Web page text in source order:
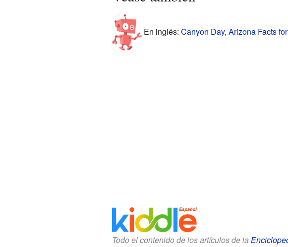
En inglés: Canyon Day, Arizona Facts
Todo el contenido de los artículos de la